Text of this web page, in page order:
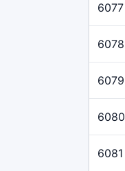
6077
6078
6079
6080
6081